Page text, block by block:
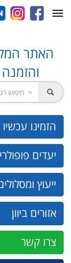
האתר
הזמינו עכשיו
יעדים
ייעוץ
אזורים ביוון
צרו קשר
Toggle
navigation